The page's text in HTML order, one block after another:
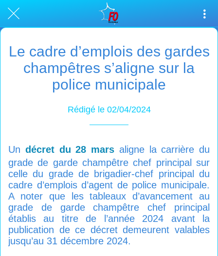
Le cadre d’emplois des gardes
champêtres s’aligne sur la
police municipale
Rédigé le 02/04/2024
Un décret du 28 mars aligne la carrière du
grade de garde champêtre chef principal sur
celle du grade de brigadier-chef principal du
cadre d’emplois d’agent de police municipale.
A noter que les tableaux d’avancement au
grade de garde champêtre chef principal
établis au titre de l’année 2024 avant la
publication de ce décret demeurent valables
jusqu’au 31 décembre 2024.